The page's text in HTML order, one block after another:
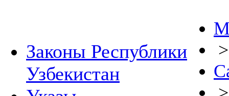
Законы Республики
Узбекистан